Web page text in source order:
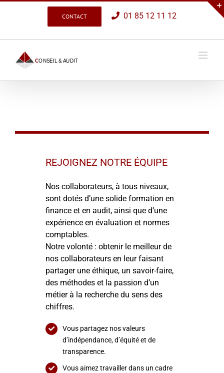
CONTACT 01 85 12 11 12
REJOIGNEZ NOTRE ÉQUIPE
Nos collaborateurs, à tous niveaux,
sont dotés d’une solide formation en
finance et en audit, ainsi que d’une
expérience en évaluation et normes
comptables.
Notre volonté : obtenir le meilleur de
nos collaborateurs en leur faisant
partager une éthique, un savoir-faire,
des méthodes et la passion d’un
métier à la recherche du sens des
chiffres.
Vous partagez nos valeurs
d’indépendance, d’équité et de
transparence.
Vous aimez travailler dans un cadre